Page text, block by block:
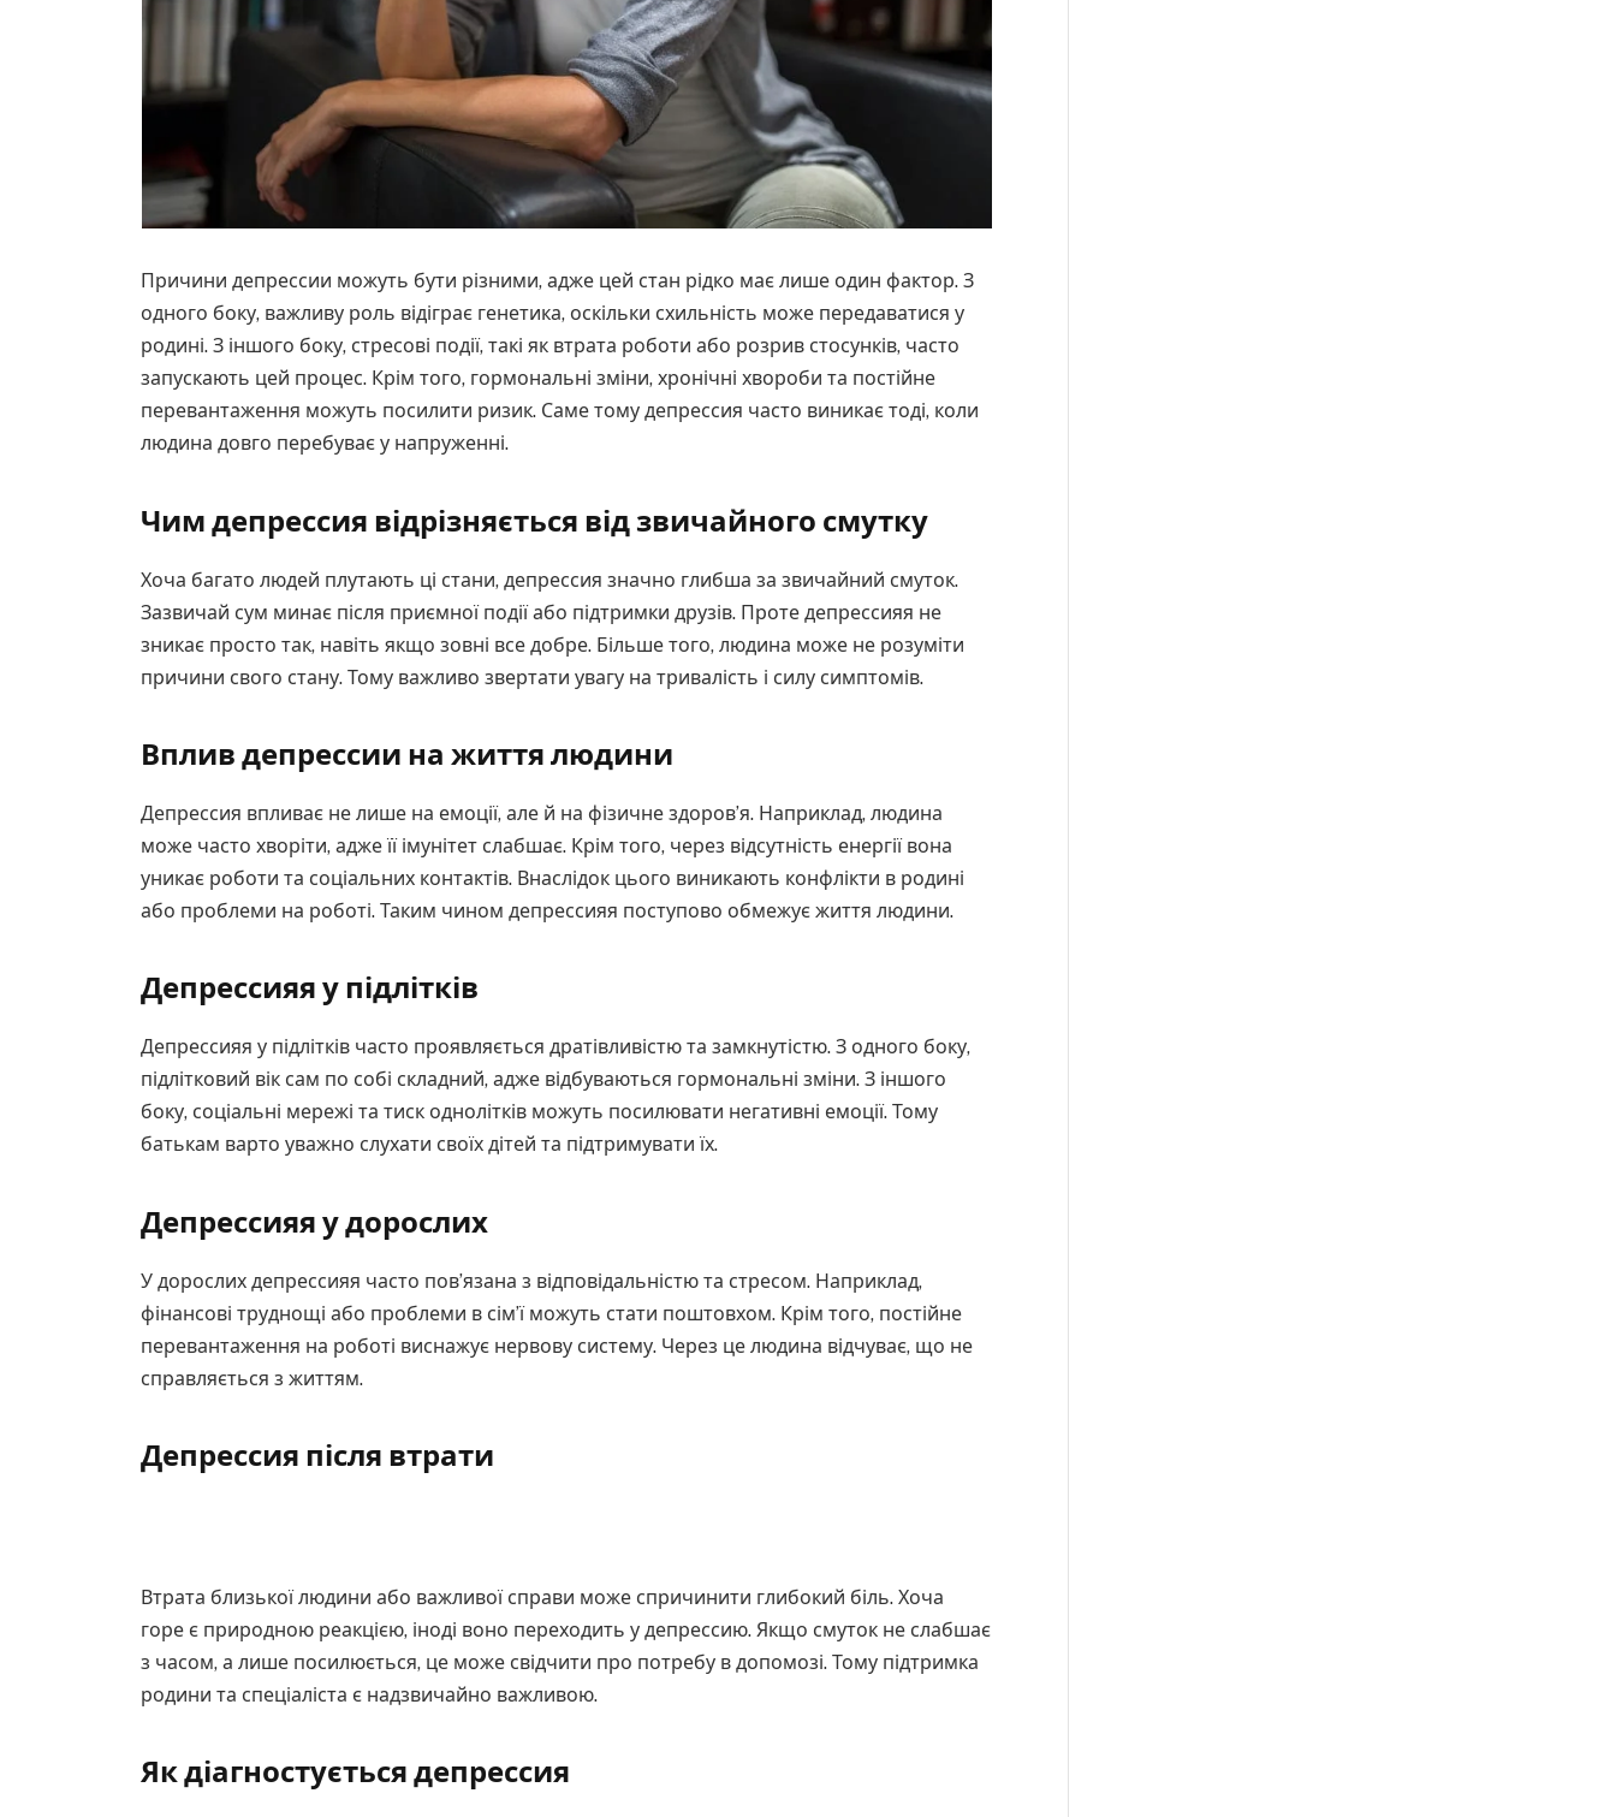
Причини депрессии можуть бути різними, адже цей стан рідко має лише один фактор. З
одного боку, важливу роль відіграє генетика, оскільки схильність може передаватися у
родині. З іншого боку, стресові події, такі як втрата роботи або розрив стосунків, часто
запускають цей процес. Крім того, гормональні зміни, хронічні хвороби та постійне
перевантаження можуть посилити ризик. Саме тому депрессия часто виникає тоді, коли
людина довго перебуває у напруженні.
Чим депрессия відрізняється від звичайного смутку
Хоча багато людей плутають ці стани, депрессия значно глибша за звичайний смуток.
Зазвичай сум минає після приємної події або підтримки друзів. Проте депрессияя не
зникає просто так, навіть якщо зовні все добре. Більше того, людина може не розуміти
причини свого стану. Тому важливо звертати увагу на тривалість і силу симптомів.
Вплив депрессии на життя людини
Депрессия впливає не лише на емоції, але й на фізичне здоров’я. Наприклад, людина
може часто хворіти, адже її імунітет слабшає. Крім того, через відсутність енергії вона
уникає роботи та соціальних контактів. Внаслідок цього виникають конфлікти в родині
або проблеми на роботі. Таким чином депрессияя поступово обмежує життя людини.
Депрессияя у підлітків
Депрессияя у підлітків часто проявляється дратівливістю та замкнутістю. З одного боку,
підлітковий вік сам по собі складний, адже відбуваються гормональні зміни. З іншого
боку, соціальні мережі та тиск однолітків можуть посилювати негативні емоції. Тому
батькам варто уважно слухати своїх дітей та підтримувати їх.
Депрессияя у дорослих
У дорослих депрессияя часто пов’язана з відповідальністю та стресом. Наприклад,
фінансові труднощі або проблеми в сім’ї можуть стати поштовхом. Крім того, постійне
перевантаження на роботі виснажує нервову систему. Через це людина відчуває, що не
справляється з життям.
Депрессия після втрати
Втрата близької людини або важливої справи може спричинити глибокий біль. Хоча
горе є природною реакцією, іноді воно переходить у депрессию. Якщо смуток не слабшає
з часом, а лише посилюється, це може свідчити про потребу в допомозі. Тому підтримка
родини та спеціаліста є надзвичайно важливою.
Як діагностується депрессия